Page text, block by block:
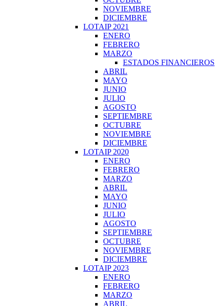
NOVIEMBRE
DICIEMBRE
LOTAIP 2021
ENERO
FEBRERO
MARZO
ESTADOS FINANCIEROS
ABRIL
MAYO
JUNIO
JULIO
AGOSTO
SEPTIEMBRE
OCTUBRE
NOVIEMBRE
DICIEMBRE
LOTAIP 2020
ENERO
FEBRERO
MARZO
ABRIL
MAYO
JUNIO
JULIO
AGOSTO
SEPTIEMBRE
OCTUBRE
NOVIEMBRE
DICIEMBRE
LOTAIP 2023
ENERO
FEBRERO
MARZO
ABRIL